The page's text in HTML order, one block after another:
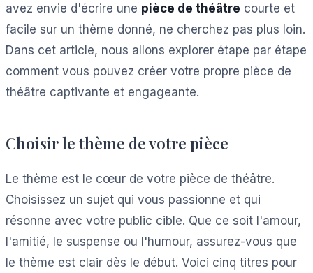
avez envie d'écrire une pièce de théâtre courte et
facile sur un thème donné, ne cherchez pas plus loin.
Dans cet article, nous allons explorer étape par étape
comment vous pouvez créer votre propre pièce de
théâtre captivante et engageante.
Choisir le thème de votre pièce
Le thème est le cœur de votre pièce de théâtre.
Choisissez un sujet qui vous passionne et qui
résonne avec votre public cible. Que ce soit l'amour,
l'amitié, le suspense ou l'humour, assurez-vous que
le thème est clair dès le début. Voici cinq titres pour